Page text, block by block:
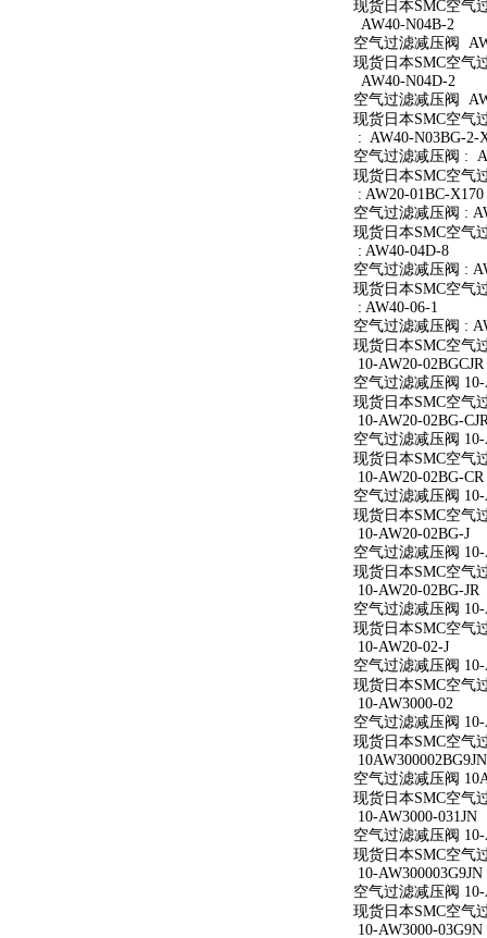
现货日本SMC空气
AW40-N04B-2
空气过滤减压阀
现货日本SMC空气
AW40-N04D-2
空气过滤减压阀
现货日本SMC空气
: AW40-N03BG-2-
空气过滤减压阀 :
现货日本SMC空气
: AW20-01BC-X170
空气过滤减压阀 :
现货日本SMC空气
: AW40-04D-8
空气过滤减压阀 :
现货日本SMC空气
: AW40-06-1
空气过滤减压阀 :
现货日本SMC空气
10-AW20-02BGCJR
空气过滤减压阀 10-
现货日本SMC空气
10-AW20-02BG-
空气过滤减压阀 10-
现货日本SMC空气
10-AW20-02BG-CR
空气过滤减压阀 10-
现货日本SMC空气
10-AW20-02BG-J
空气过滤减压阀 10-
现货日本SMC空气
10-AW20-02BG-JR
空气过滤减压阀 10-
现货日本SMC空气
10-AW20-02-J
空气过滤减压阀 10-
现货日本SMC空气
10-AW3000-02
空气过滤减压阀 10-
现货日本SMC空气
10AW300002BG9JN
空气过滤减压阀
现货日本SMC空气
10-AW3000-031JN
空气过滤减压阀 10-
现货日本SMC空气
10-AW300003G9JN
空气过滤减压阀 10-
现货日本SMC空气
10-AW3000-03G9N